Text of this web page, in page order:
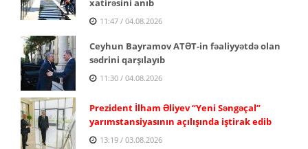
xatirəsini anıb
11:47 / 04.08.2026
Ceyhun Bayramov ATƏT-in fəaliyyətdə olan
sədrini qarşılayıb
11:30 / 04.08.2026
Prezident İlham Əliyev “Yeni Səngəçal”
yarımstansiyasının açılışında iştirak edib
13:19 / 03.08.2026